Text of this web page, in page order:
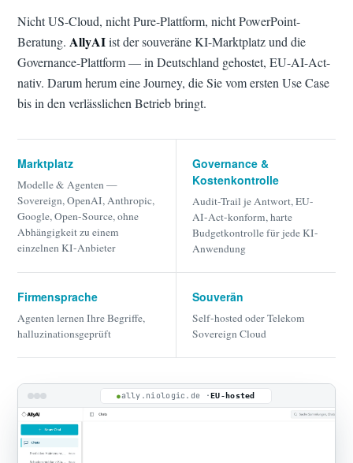
Nicht US-Cloud, nicht Pure-Plattform, nicht PowerPoint-
Beratung. AllyAIist der souveräne KI-Marktplatz und die
Governance-Plattform — in Deutschland gehostet, EU-AI-Act-
nativ. Darum herum eine Journey, die Sie vom ersten Use Case
bis in den verlässlichen Betrieb bringt.
Marktplatz
Modelle & Agenten —
Sovereign, OpenAI, Anthropic,
Google, Open-Source, ohne
Abhängigkeit zu einem
einzelnen KI-Anbieter
Governance &
Kostenkontrolle
Audit-Trail je Antwort, EU-
AI-Act-konform, harte
Budgetkontrolle für jede KI-
Anwendung
Firmensprache
Agenten lernen Ihre Begriffe,
halluzinationsgeprüft
Souverän
Self-hosted oder Telekom
Sovereign Cloud
●ally.niologic.de ·EU-hosted